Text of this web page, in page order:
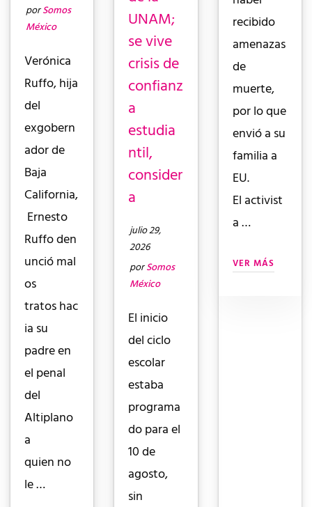
porSomos
México
Verónica
Ruffo, hija
del
exgobern
ador de
Baja
California,
Ernesto
Ruffo den
unció mal
os
tratos hac
ia su
padre en
el penal
del
Altiplano
a
quien no
le …
UNAM;
se vive
crisis de
confianz
a
estudia
ntil,
consider
a
julio 29,
2026
porSomos
México
El inicio
del ciclo
escolar
estaba
programa
do para el
10 de
agosto,
sin
recibido
amenazas
de
muerte,
por lo que
envió a su
familia a
EU.
El activist
a …
VER MÁS